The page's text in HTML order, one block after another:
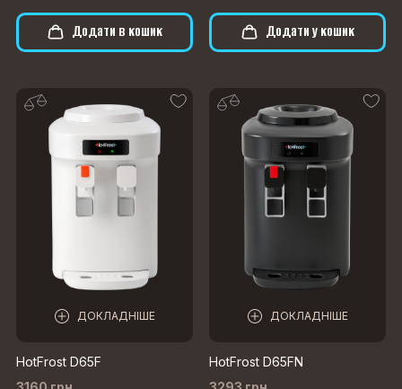
Додати в кошик Додати у кошик
ДОКЛАДНІШЕ ДОКЛАДНІШЕ
HotFrost D65F
HotFrost D65FN